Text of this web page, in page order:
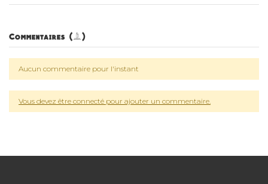
Commentaires (0)
Aucun commentaire pour l'instant
Vous devez être connecté pour ajouter un commentaire.